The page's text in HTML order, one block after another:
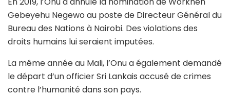
Gebeyehu Negewo au poste de Directeur Général du
Bureau des Nations à Nairobi. Des violations des
droits humains lui seraient imputées.
La même année au Mali, l’Onu a également demandé
le départ d’un officier Sri Lankais accusé de crimes
contre l’humanité dans son pays.